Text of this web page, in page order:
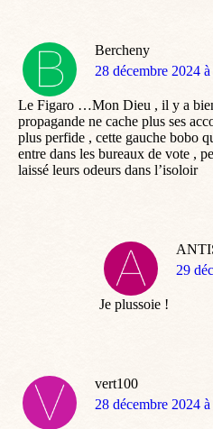
Bercheny
dit
28 décembre 2024
Le Figaro …Mon Dieu , il y a
propagande ne cache plus ses
plus perfide , cette gauche bobo
entre dans les bureaux de vote ,
laissé leurs odeurs dans l’isoloir
dit
29
Je plussoie !
vert100
dit
28 décembre 2024